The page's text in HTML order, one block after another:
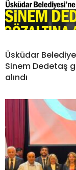
Üsküdar
Sinem Dedetaş
alındı